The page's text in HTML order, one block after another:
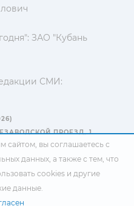
ЗАО "Кубань
СМИ:
ПРОЕЗД, 1
сайтом, вы соглашаетесь с
данных, а также с тем, что
cookies и другие
данные.